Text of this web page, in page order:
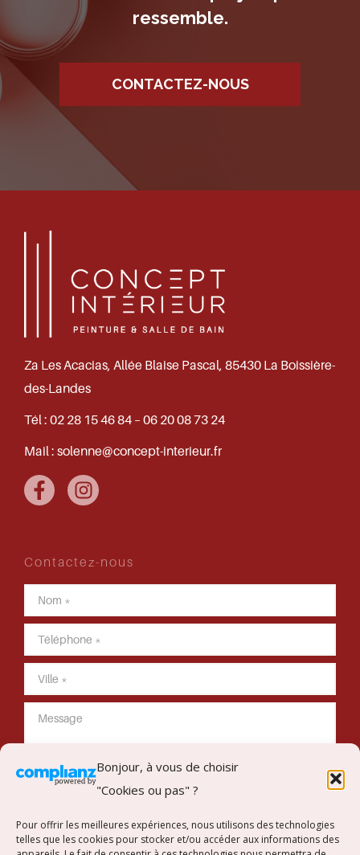
Bonjour, à vous de choisir
"Cookies ou pas" ?
Pour offrir les meilleures expériences, nous utilisons des technologies
telles que les cookies pour stocker et/ou accéder aux informations des
ressemble.
CONTACTEZ-NOUS
Za Les Acacias, Allée Blaise Pascal, 85430 La Boissière-
des-Landes
Tél : 02 28 15 46 84 – 06 20 08 73 24
Mail : solenne@concept-interieur.fr
Contactez-nous
Envoyer mon message